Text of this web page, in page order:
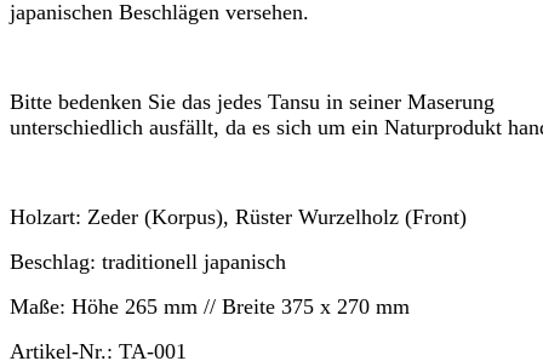
japanischen Beschlägen versehen.
Bitte bedenken Sie das jedes Tansu in seiner Maserung
unterschiedlich ausfällt, da es sich um ein Naturprodukt
Holzart: Zeder (Korpus), Rüster Wurzelholz (Front)
Beschlag: traditionell japanisch
Maße: Höhe 265 mm // Breite 375 x 270 mm
Artikel-Nr.: TA-001